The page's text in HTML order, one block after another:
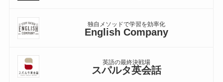
独自メソッドで学習を効率化
English Company
英語の最終決戦場
スパルタ英会話